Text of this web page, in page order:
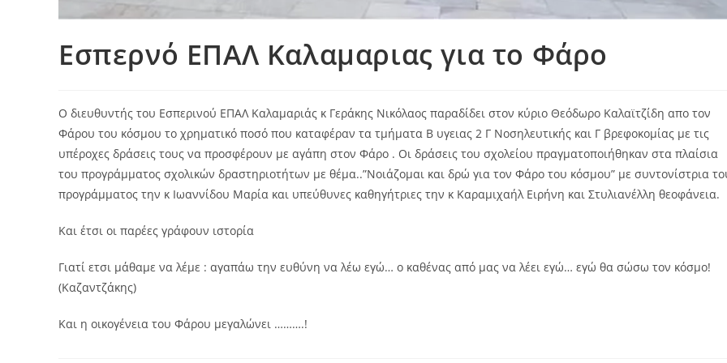
Εσπερνό ΕΠΑΛ Καλαμαριας για το Φάρο
Ο διευθυντής του Εσπερινού ΕΠΑΛ Καλαμαριάς κ Γεράκης Νικόλαος παραδίδει στον κύριο Θεόδωρο Καλαϊτζίδη απο τον
Φάρου του κόσμου το χρηματικό ποσό που καταφέραν τα τμήματα Β υγειας 2 Γ Νοσηλευτικής και Γ βρεφοκομίας με τις
υπέροχες δράσεις τους να προσφέρουν με αγάπη στον Φάρο . Οι δράσεις του σχολείου πραγματοποιήθηκαν στα πλαίσια
του προγράμματος σχολικών δραστηριοτήτων με θέμα..”Νοιάζομαι και δρώ για τον Φάρο του κόσμου” με συντονίστρια
προγράμματος την κ Ιωαννίδου Μαρία και υπεύθυνες καθηγήτριες την κ Καραμιχαήλ Ειρήνη και Στυλιανέλλη θεοφάνεια.
Και έτσι οι παρέες γράφουν ιστορία
Γιατί ετσι μάθαμε να λέμε : αγαπάω την ευθύνη να λέω εγώ… ο καθένας από μας να λέει εγώ… εγώ θα σώσω τον κόσμο!
(Καζαντζάκης)
Και η οικογένεια του Φάρου μεγαλώνει ……….!